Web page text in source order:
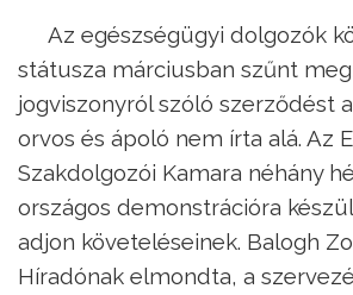
Az egészségügyi dolgozók
státusza márciusban szűnt
jogviszonyról szóló szerződést
orvos és ápoló nem írta alá. Az
Szakdolgozói Kamara néhány
országos demonstrációra
adjon követeléseinek. Balogh
Híradónak elmondta, a